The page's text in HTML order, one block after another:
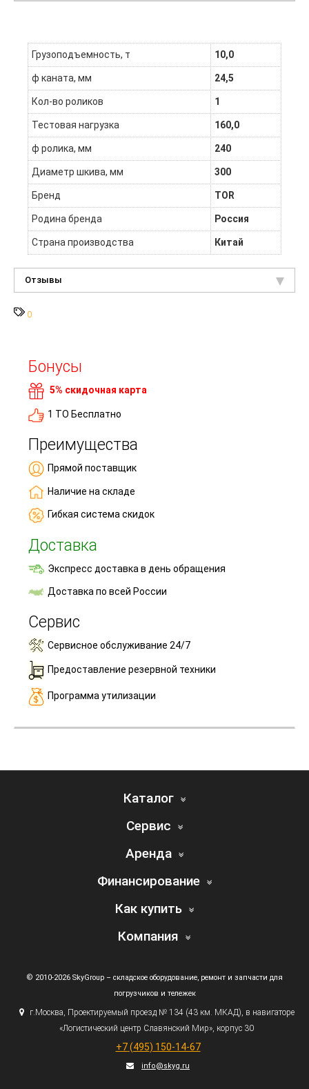
Грузоподъемность, т 10,0
ф каната, мм 24,5
Кол-во роликов 1
Тестовая нагрузка 160,0
ф ролика, мм 240
Диаметр шкива, мм 300
Бренд TOR
Родина бренда Россия
Страна производства Китай
Отзывы
0
Бонусы
5% скидочная карта
1 ТО Бесплатно
Преимущества
Прямой поставщик
Наличие на складе
Гибкая система скидок
Доставка
Экспресс доставка в день обращения
Доставка по всей России
Сервис
Сервисное обслуживание 24/7
Предоставление резервной техники
Программа утилизации
Каталог
Сервис
Аренда
Финансирование
Как купить
Компания
© 2010-2026 SkyGroup – складское оборудование, ремонт и запчасти для
погрузчиков и тележек
г.Москва, Проектируемый проезд № 134 (43км. МКАД), в навигаторе
«Логистический центр Славянский Мир», корпус 30
+7 (495) 150-14-67
info@skyg.ru